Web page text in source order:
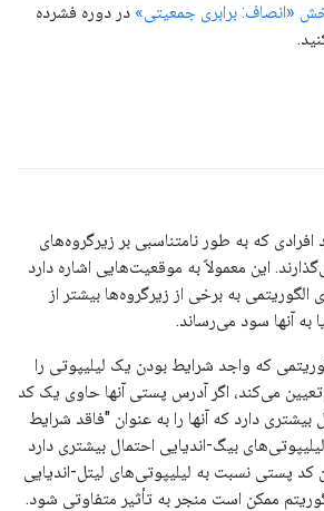
«انصاف: برابری جمعیتی» در دوره فشرده
که به طور نامتناسبی بر زیرگروه‌های
این معمولاً به موقعیت‌هایی اشاره دارد
به برخی از زیرگروه‌ها بیشتر از
به آنها سود می‌رساند.
که واجد شرایط بودن یک لیلیپوتی را
تعیین می‌کند، اگر آدرس پستی آنها حاوی یک کد
دارد که آنها را به عنوان "فاقد شرایط
بیگ-اندیایی احتمال بیشتری دارد
پستی نسبت به لیلیپوتی‌های لیتل-اندیایی
ممکن است منجر به تأثیر متفاوتی شود.